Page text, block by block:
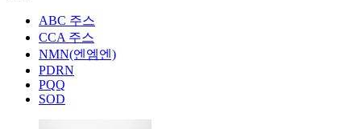
ABC 주스
CCA 주스
NMN(엔엠엔)
PDRN
PQQ
SOD